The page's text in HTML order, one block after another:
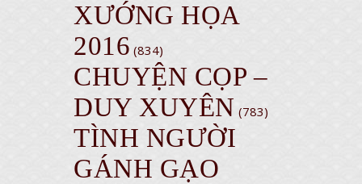
XƯỚNG HỌA
2016 (834)
CHUYỆN CỌP –
DUY XUYÊN (783)
TÌNH NGƯỜI
GÁNH GẠO